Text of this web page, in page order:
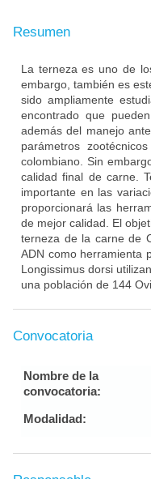
Resumen
La terneza es uno de
embargo, también es
sido ampliamente
encontrado que
además del manejo
parámetros
colombiano. Sin
calidad final de carne.
importante en las
proporcionará las
de mejor calidad. El
terneza de la carne de
ADN como herramienta
Longissimus dorsi
una población de 144
Convocatoria
Nombre de la
convocatoria:
Modalidad: